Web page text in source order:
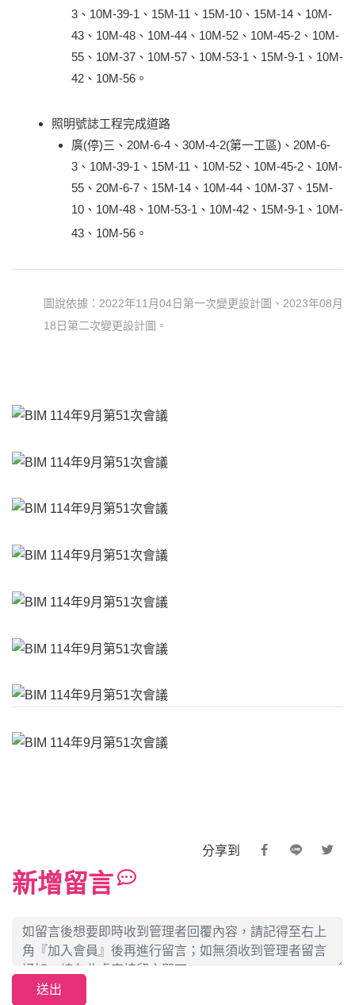
3、10M-39-1、15M-11、15M-10、15M-14、10M-
43、10M-48、10M-44、10M-52、10M-45-2、10M-
55、10M-37、10M-57、10M-53-1、15M-9-1、10M-
42、10M-56。
照明號誌工程完成道路
廣(停)三、20M-6-4、30M-4-2(第一工區)、20M-6-
3、10M-39-1、15M-11、10M-52、10M-45-2、10M-
55、20M-6-7、15M-14、10M-44、10M-37、15M-
10、10M-48、10M-53-1、10M-42、15M-9-1、10M-
43、10M-56。
圖說依據：2022年11月04日第一次變更設計圖、2023年08月
18日第二次變更設計圖。
分享到
新增留言
送出